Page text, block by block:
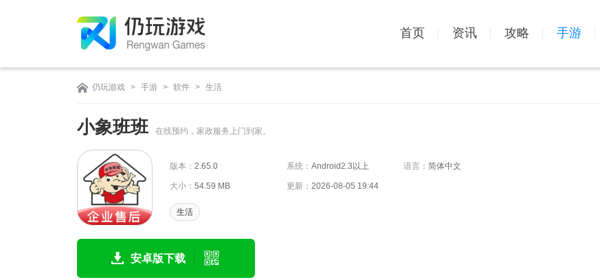
首页 资讯 攻略 手游
仍玩游戏 > 手游 > 软件 > 生活
小象班班 在线预约，家政服务上门到家。
版本： 2.65.0 系统： Android2.3以上 语言： 简体中文
大小： 54.59 MB 更新： 2026-08-05 19:44
生活
安卓版下载